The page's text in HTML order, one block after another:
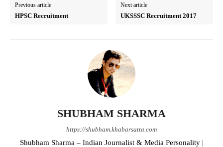
Previous article
HPSC Recruitment
Next article
UKSSSC Recruitment 2017
SHUBHAM SHARMA
https://shubham.khabarsatta.com
Shubham Sharma – Indian Journalist & Media Personality |